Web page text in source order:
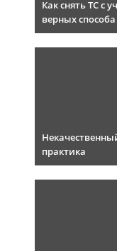
Как снять ТС с
верных способа
практика